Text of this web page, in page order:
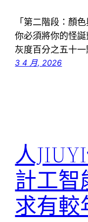
「第二階段：顏
你必須將你的怪
灰度百分之五十
3 4 月, 2026
人
計工智
求有較